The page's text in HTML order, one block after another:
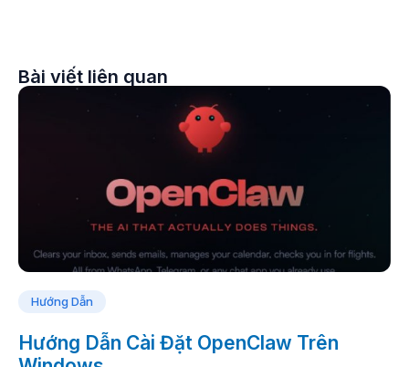
Bài viết liên quan
Hướng Dẫn
Hướng Dẫn Cài Đặt OpenClaw Trên